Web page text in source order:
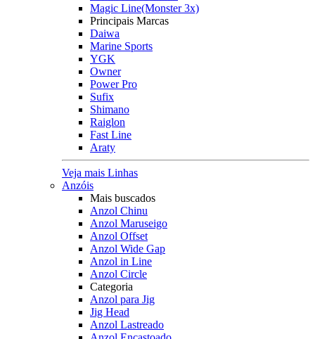
Magic Line(Monster 3x)
Principais Marcas
Daiwa
Marine Sports
YGK
Owner
Power Pro
Sufix
Shimano
Raiglon
Fast Line
Araty
Veja mais Linhas
Anzóis
Mais buscados
Anzol Chinu
Anzol Maruseigo
Anzol Offset
Anzol Wide Gap
Anzol in Line
Anzol Circle
Categoria
Anzol para Jig
Jig Head
Anzol Lastreado